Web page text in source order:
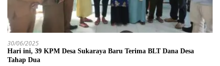
30/06/2025
Hari ini, 39 KPM Desa Sukaraya Baru Terima BLT Dana Desa
Tahap Dua